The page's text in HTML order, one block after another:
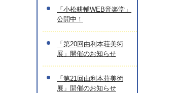
「小松耕輔WEB音楽堂」
公開中！
「第20回由利本荘美術
展」開催のお知らせ
「第21回由利本荘美術
展」開催のお知らせ